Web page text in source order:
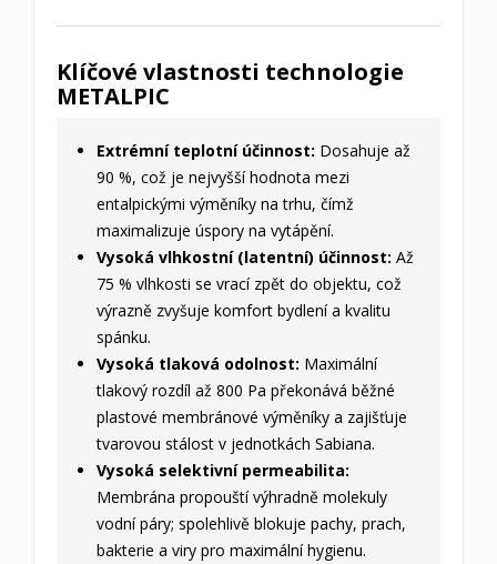
Klíčové vlastnosti technologie
METALPIC
Extrémní teplotní účinnost: Dosahuje až
90 %, což je nejvyšší hodnota mezi
entalpickými výměníky na trhu, čímž
maximalizuje úspory na vytápění.
Vysoká vlhkostní (latentní) účinnost: Až
75 % vlhkosti se vrací zpět do objektu, což
výrazně zvyšuje komfort bydlení a kvalitu
spánku.
Vysoká tlaková odolnost: Maximální
tlakový rozdíl až 800 Pa překonává běžné
plastové membránové výměníky a zajišťuje
tvarovou stálost v jednotkách Sabiana.
Vysoká selektivní permeabilita:
Membrána propouští výhradně molekuly
vodní páry; spolehlivě blokuje pachy, prach,
bakterie a viry pro maximální hygienu.